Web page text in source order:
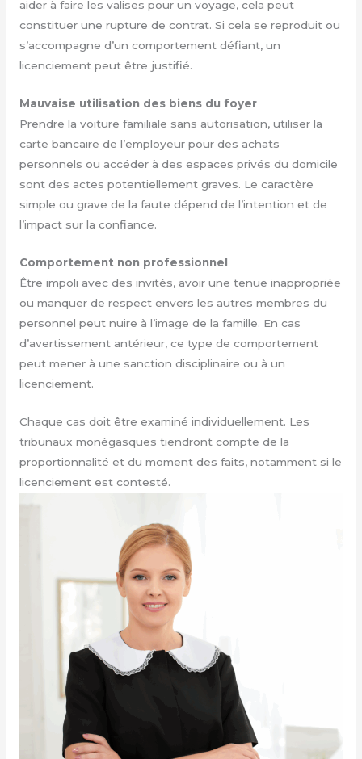
aider à faire les valises pour un voyage, cela peut
constituer une rupture de contrat. Si cela se reproduit ou
s’accompagne d’un comportement défiant, un
licenciement peut être justifié.
Mauvaise utilisation des biens du foyer
Prendre la voiture familiale sans autorisation, utiliser la
carte bancaire de l’employeur pour des achats
personnels ou accéder à des espaces privés du domicile
sont des actes potentiellement graves. Le caractère
simple ou grave de la faute dépend de l’intention et de
l’impact sur la confiance.
Comportement non professionnel
Être impoli avec des invités, avoir une tenue inappropriée
ou manquer de respect envers les autres membres du
personnel peut nuire à l’image de la famille. En cas
d’avertissement antérieur, ce type de comportement
peut mener à une sanction disciplinaire ou à un
licenciement.
Chaque cas doit être examiné individuellement. Les
tribunaux monégasques tiendront compte de la
proportionnalité et du moment des faits, notamment si le
licenciement est contesté.